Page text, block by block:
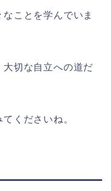
ことを学んでいま
切な自立への道だ
くださいね。